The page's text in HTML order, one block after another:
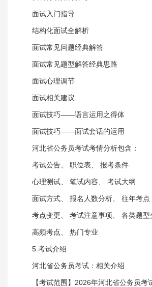
面试入门指导
结构化面试全解析
面试常见问题经典解答
面试常见题型解答经典思路
面试心理调节
面试相关建议
面试技巧——语言运用之得体
面试技巧——面试套话的运用
河北省公务员考试考情分析包含：
考试公告、 职位表、 报考条件
心理测试、 笔试内容、 考试大纲
面试方式、 报名人数分析、 往年考点
考点变更、 考试注意事项、 各类题型
高频考点、 热门专业
5.考试介绍
河北省公务员考试：相关介绍
【考试范围】2026年河北省公务员考